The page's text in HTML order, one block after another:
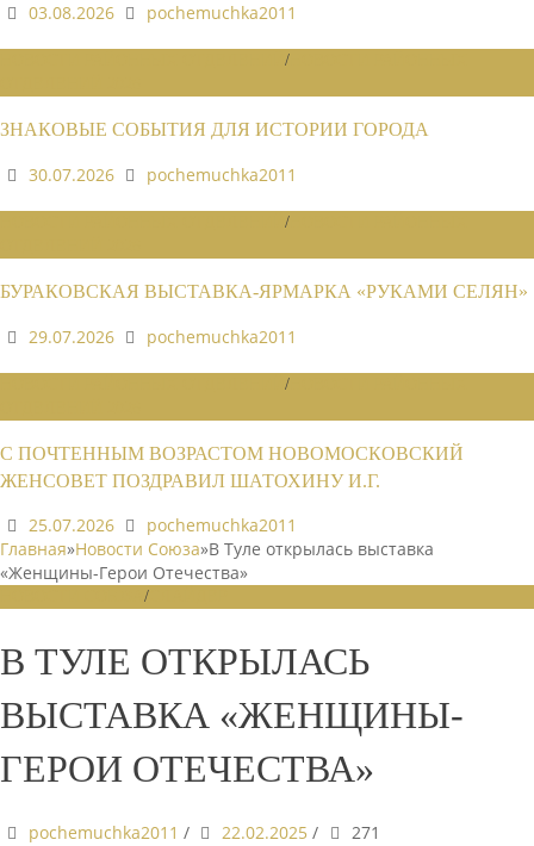
03.08.2026
pochemuchka2011
/
ЗНАКОВЫЕ СОБЫТИЯ ДЛЯ ИСТОРИИ ГОРОДА
30.07.2026
pochemuchka2011
/
БУРАКОВСКАЯ ВЫСТАВКА-ЯРМАРКА «РУКАМИ СЕЛЯН»
29.07.2026
pochemuchka2011
/
С ПОЧТЕННЫМ ВОЗРАСТОМ НОВОМОСКОВСКИЙ
ЖЕНСОВЕТ ПОЗДРАВИЛ ШАТОХИНУ И.Г.
25.07.2026
pochemuchka2011
Главная»Новости Союза»В Туле открылась выставка
«Женщины-Герои Отечества»
/
В ТУЛЕ ОТКРЫЛАСЬ
ВЫСТАВКА «ЖЕНЩИНЫ-
ГЕРОИ ОТЕЧЕСТВА»
pochemuchka2011 / 22.02.2025 / 271